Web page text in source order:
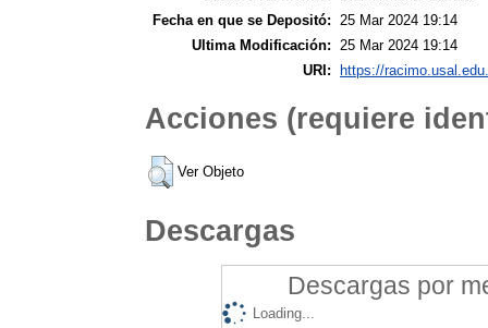
Fecha en que se Depositó: 25 Mar 2024 19:14
Ultima Modificación: 25 Mar 2024 19:14
URI:
https://
Acciones (requiere
Ver Objeto
Descargas
Descargas por
Loading...